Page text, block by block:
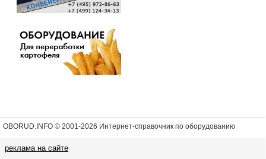
OBORUD.INFO © 2001-2026 Интернет-справочник по оборудованию
реклама на сайте